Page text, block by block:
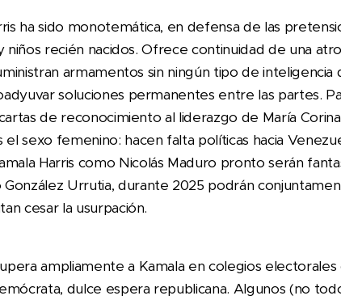
ha sido monotemática, en defensa de las
niños recién nacidos. Ofrece continuidad de una
armamentos sin ningún tipo de inteligencia
soluciones permanentes entre las partes.
de reconocimiento al liderazgo de María
sexo femenino: hacen falta políticas hacia
Harris como Nicolás Maduro pronto serán
Urrutia, durante 2025 podrán
cesar la usurpación.
ampliamente a Kamala en colegios electorales
dulce espera republicana. Algunos (no